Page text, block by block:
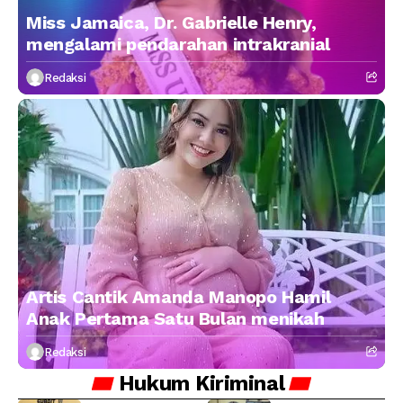
Miss Jamaica, Dr. Gabrielle Henry,
mengalami pendarahan intrakranial
Redaksi
Artis Cantik Amanda Manopo Hamil
Anak Pertama Satu Bulan menikah
Redaksi
Hukum Kiriminal